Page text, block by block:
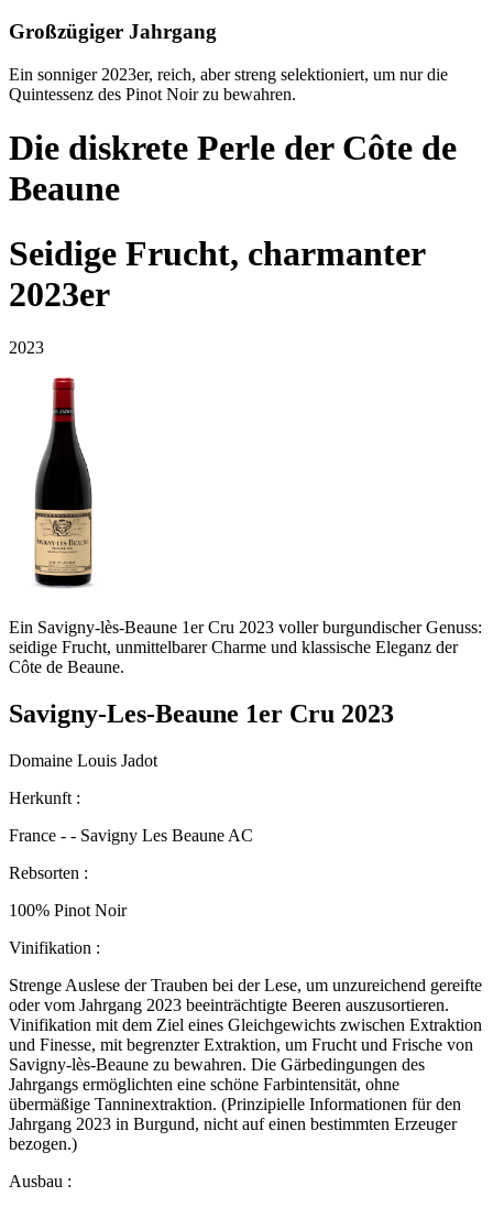
Großzügiger Jahrgang
Ein sonniger 2023er, reich, aber streng selektioniert, um nur die
Quintessenz des Pinot Noir zu bewahren.
Die diskrete Perle der Côte de
Beaune
Seidige Frucht, charmanter
2023er
2023
Ein Savigny-lès-Beaune 1er Cru 2023 voller burgundischer Genuss:
seidige Frucht, unmittelbarer Charme und klassische Eleganz der
Côte de Beaune.
Savigny-Les-Beaune 1er Cru 2023
Domaine Louis Jadot
Herkunft :
France - - Savigny Les Beaune AC
Rebsorten :
100% Pinot Noir
Vinifikation :
Strenge Auslese der Trauben bei der Lese, um unzureichend gereifte
oder vom Jahrgang 2023 beeinträchtigte Beeren auszusortieren.
Vinifikation mit dem Ziel eines Gleichgewichts zwischen Extraktion
und Finesse, mit begrenzter Extraktion, um Frucht und Frische von
Savigny-lès-Beaune zu bewahren. Die Gärbedingungen des
Jahrgangs ermöglichten eine schöne Farbintensität, ohne
übermäßige Tanninextraktion. (Prinzipielle Informationen für den
Jahrgang 2023 in Burgund, nicht auf einen bestimmten Erzeuger
bezogen.)
Ausbau :